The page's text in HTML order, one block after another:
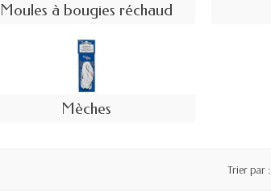
Moules à bougies réchaud
Mèches
Trier par :